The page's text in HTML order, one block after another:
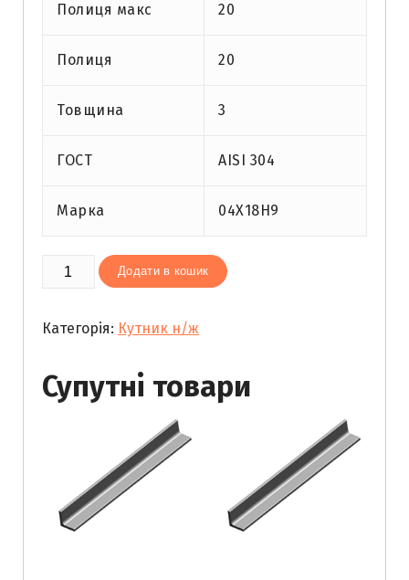
Полиця макс 20
Полиця 20
Товщина 3
ГОСТ AISI 304
Марка 04Х18Н9
Кутник
нержавіючий
AISI
кількість
Додати в кошик
Категорія: Кутник н/ж
Супутні товари